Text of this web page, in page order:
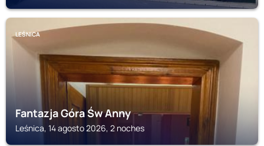
LEŚNICA
Fantazja Góra Św Anny
Leśnica, 14 agosto 2026, 2 noches